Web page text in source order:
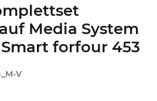
Media System
forfour 453
V